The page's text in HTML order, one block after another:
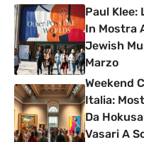
Paul Klee:
In Mostra
Jewish
Marzo
Weekend
Italia:
Da
Vasari A